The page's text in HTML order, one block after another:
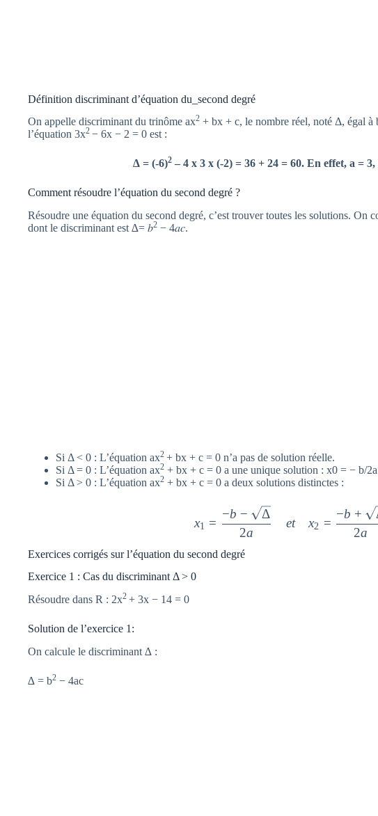
Définition discriminant d’équation du_second degré
On appelle discriminant du trinôme ax2 + bx + c, le nombre réel, noté Δ, égal à
l’équation 3x2 − 6x − 2 = 0 est :
∆ = (-6)2 – 4 x 3 x (-2) = 36 + 24 = 60. En effet, a =
Comment résoudre l’équation du second degré ?
Résoudre une équation du second degré, c’est trouver toutes les solutions. On
dont le discriminant est ∆= 𝑏2 − 4𝑎𝑐.
Si Δ < 0 : L’équation ax2 + bx + c = 0 n’a pas de solution réelle.
Si Δ = 0 : L’équation ax2 + bx + c = 0 a une unique solution : x0 = − b/2a
Si Δ > 0 : L’équation ax2 + bx + c = 0 a deux solutions distinctes :
x_{1}=\frac{-
x1 =
2a
−b − Δ
et x2 =
2a
−b +
Exercices corrigés sur l’équation du second degré
Exercice 1 : Cas du discriminant Δ > 0
Résoudre dans R : 2x2 + 3x − 14 = 0
Solution de l’exercice 1:
On calcule le discriminant ∆ :
∆ = b2 − 4ac